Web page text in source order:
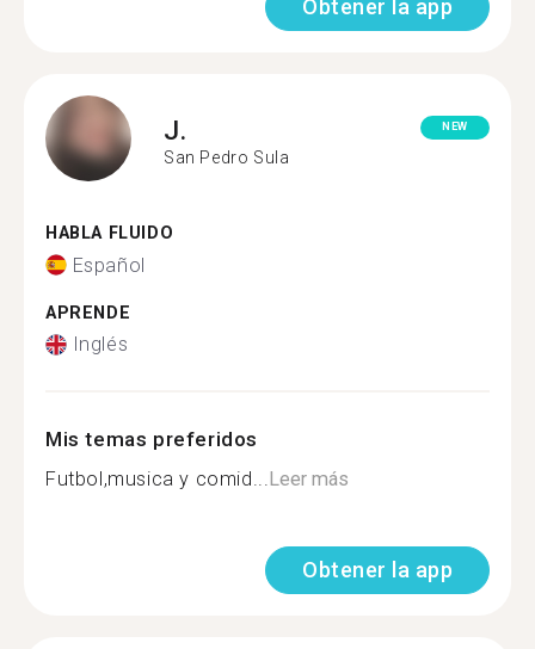
Obtener la app
J.
San Pedro Sula
NEW
HABLA FLUIDO
Español
APRENDE
Inglés
Mis temas preferidos
Futbol,musica y comid...Leer más
Obtener la app